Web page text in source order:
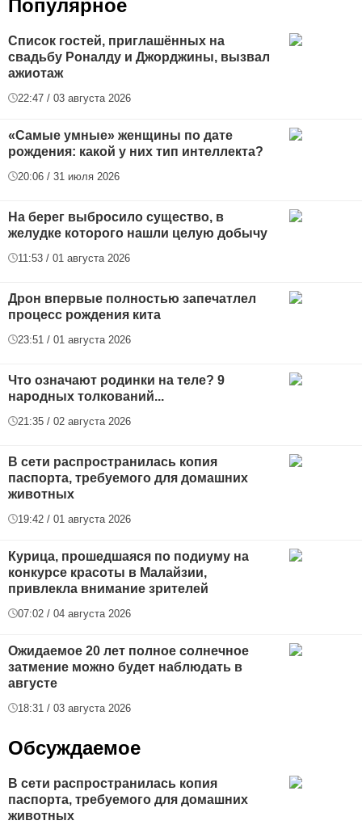
Популярное
Список гостей, приглашённых на
свадьбу Роналду и Джорджины, вызвал
ажиотаж
22:47 / 03 августа 2026
«Самые умные» женщины по дате
рождения: какой у них тип интеллекта?
20:06 / 31 июля 2026
На берег выбросило существо, в
желудке которого нашли целую добычу
11:53 / 01 августа 2026
Дрон впервые полностью запечатлел
процесс рождения кита
23:51 / 01 августа 2026
Что означают родинки на теле? 9
народных толкований...
21:35 / 02 августа 2026
В сети распространилась копия
паспорта, требуемого для домашних
животных
19:42 / 01 августа 2026
Курица, прошедшаяся по подиуму на
конкурсе красоты в Малайзии,
привлекла внимание зрителей
07:02 / 04 августа 2026
Ожидаемое 20 лет полное солнечное
затмение можно будет наблюдать в
августе
18:31 / 03 августа 2026
Обсуждаемое
В сети распространилась копия
паспорта, требуемого для домашних
животных